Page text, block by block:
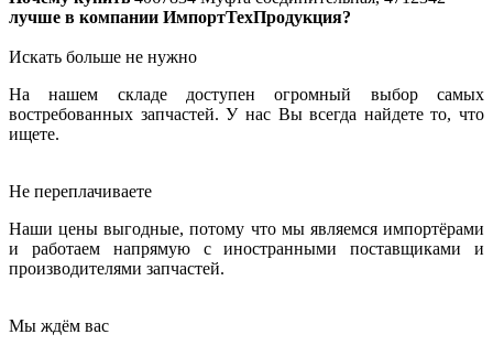
лучше в компании ИмпортТехПродукция?
Искать больше не нужно
На нашем складе доступен огромный выбор самых
востребованных запчастей. У нас Вы всегда найдете то, что
ищете.
Не переплачиваете
Наши цены выгодные, потому что мы являемся импортёрами
и работаем напрямую с иностранными поставщиками и
производителями запчастей.
Мы ждём вас